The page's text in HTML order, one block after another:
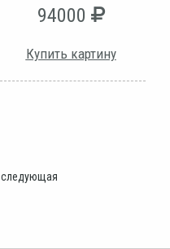
94000
Купить картину
следующая